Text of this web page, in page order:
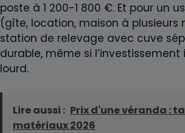
poste à 1 200-1 800 €. Et pour un
(gîte, location, maison à plusieurs
station de relevage avec cuve
durable, même si l’investissement
lourd.
Lire aussi : Prix d'une véranda :
matériaux 2026